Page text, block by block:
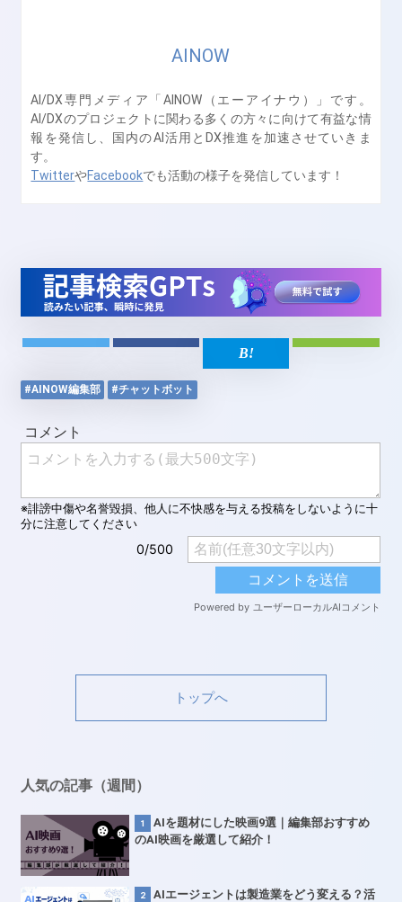
AINOW
AI/DX専門メディア「AINOW（エーアイナウ）」です。
AI/DXのプロジェクトに関わる多くの方々に向けて有益な情
報を発信し、国内のAI活用とDX推進を加速させていきま
す。
TwitterやFacebookでも活動の様子を発信しています！
#AINOW編集部 #チャットボット
トップへ
人気の記事（週間）
AIを題材にした映画9選｜編集部おすすめ
のAI映画を厳選して紹介！
AIエージェントは製造業をどう変える？活